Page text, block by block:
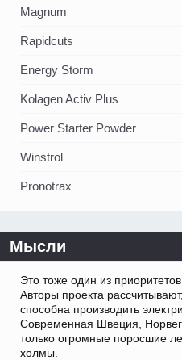
Magnum
Rapidcuts
Energy Storm
Kolagen Activ Plus
Power Starter Powder
Winstrol
Pronotrax
Мысли
Это тоже один из
Авторы проекта
способна производить
Современная Швеция,
только огромные поросшие
холмы.